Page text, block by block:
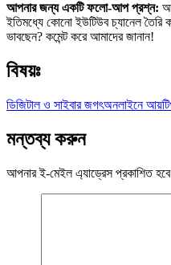
আপনার জন্য একটি ফলো-আপ প্রশ্ন:
ইতিমধ্যে কোনো ইউটিউব চ্যানেল তৈরি
ভাবছেন? কমেন্ট করে আমাদের জানান!
বিষয়ঃ
ডিজিটাল ও সাইবার জগৎঅনলাইনে আয়
মন্তব্য করুন
আপনার ই-মেইল এ্যাড্রেস প্রকাশিত হবে